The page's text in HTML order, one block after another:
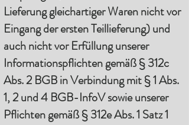
Lieferung gleichartiger Waren nicht vor
Eingang der ersten Teillieferung) und
auch nicht vor Erfüllung unserer
Informationspflichten gemäß § 312c
Abs. 2 BGB in Verbindung mit § 1 Abs.
1, 2 und 4 BGB-InfoV sowie unserer
Pflichten gemäß § 312e Abs. 1 Satz 1